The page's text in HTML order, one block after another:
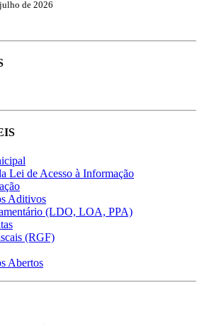
de 2026
Lei de Acesso à Informação
Aditivos
(LDO, LOA, PPA)
(RGF)
Abertos